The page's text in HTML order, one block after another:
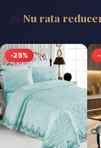
Nu rata
-25%